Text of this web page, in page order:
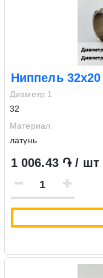
Ниппель
Диаметр 1
32
Материал
латунь
1 006.43 ֏ / шт